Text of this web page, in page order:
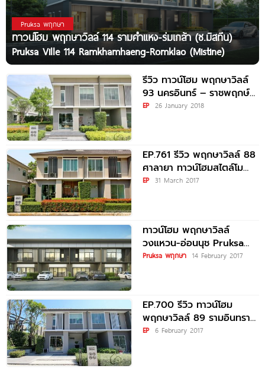
Pruksa พฤกษา
ทาวน์โฮม พฤกษาวิลล์ 114 รามคำแหง-ร่มเกล้า (ซ.มิสทีน)
Pruksa Ville 114 Ramkhamhaeng-Romklao (Mistine)
รีวิว ทาวน์โฮม พฤกษาวิลล์
93 นครอินทร์ – ราชพฤกษ์
ใกล้รถไฟฟ้าสายสีม่วง-
EP 26 January 2018
EP.761 รีวิว พฤกษาวิลล์ 88
ศาลายา ทาวน์โฮมสไตล์โม
เดิร์น ติดถนนใหญ่ เริ่ม 1.79
EP 31 March 2017
ทาวน์โฮม พฤกษาวิลล์
วงแหวน-อ่อนนุช Pruksa
Ville Wongwaen-Onnut
Pruksa พฤกษา 14 February 2017
EP.700 รีวิว ทาวน์โฮม
พฤกษาวิลล์ 89 รามอินทรา
– วงแหวน แบบบ้านใหม่
EP 6 February 2017